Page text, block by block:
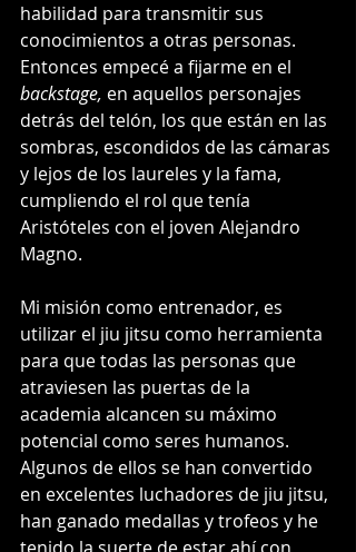
habilidad para transmitir sus
conocimientos a otras personas.
Entonces empecé a fijarme en el
backstage, en aquellos personajes
detrás del telón, los que están en las
sombras, escondidos de las cámaras
y lejos de los laureles y la fama,
cumpliendo el rol que tenía
Aristóteles con el joven Alejandro
Magno.
Mi misión como entrenador, es
utilizar el jiu jitsu como herramienta
para que todas las personas que
atraviesen las puertas de la
academia alcancen su máximo
potencial como seres humanos.
Algunos de ellos se han convertido
en excelentes luchadores de jiu jitsu,
han ganado medallas y trofeos y he